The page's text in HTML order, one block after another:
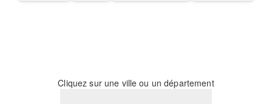
Cliquez sur une ville ou un département